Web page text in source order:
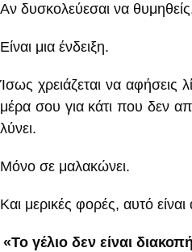
Αν δυσκολεύεσαι να
Είναι μια ένδειξη.
Ίσως χρειάζεται να αφήσεις
μέρα σου για κάτι που δεν
λύνει.
Μόνο σε μαλακώνει.
Και μερικές φορές, αυτό είναι
«Το γέλιο δεν είναι